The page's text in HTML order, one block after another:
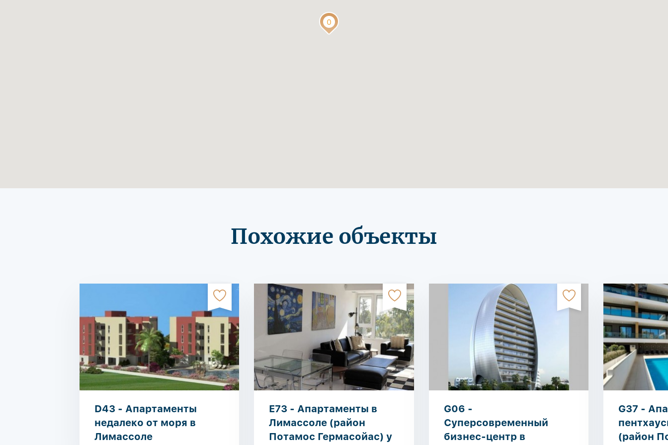
Похожие объекты
D43 - Апартаменты
недалеко от моря в
Лимассоле
E73 - Апартаменты в
Лимассоле (район
Потамос Гермасойас) у
G06 -
Суперсовременный
бизнес-центр в
G37 -
(район